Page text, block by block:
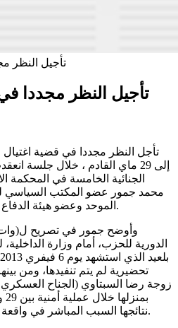
تأجيل النظر مجددا
تأجل النظر مجددا في قضية
إلى 29 ماي القادم ، خلال جلسة
الجنائية الخامسة في المحكمة
محمد جمور عضو المكتب السياسي
الموحد وعضو هيئة الدفاع في قضية اغتيال الشهيد بلعيد.
وأوضح جمور في تصريح ل(وات)
الدورية للحزب، أمام وزارة
تحضيرية لم يتم تنفيدها، ومن
زوجة رضا السبتاوي (الجناح العسكري
نتائجها السبب المباشر في واقعة اغتيال الشهيد”، حسب تعبيره.